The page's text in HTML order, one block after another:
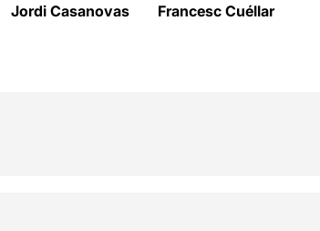
Jordi Casanovas Francesc Cuéllar